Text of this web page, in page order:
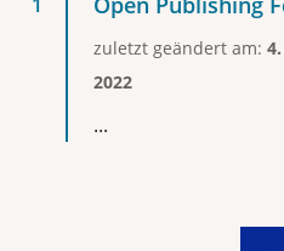
zuletzt geändert am:
2022
...